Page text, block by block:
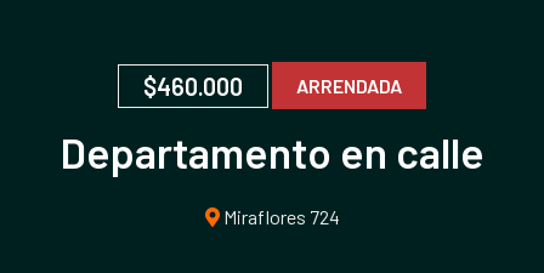
$460.000 ARRENDADA
Departamento en calle
Miraflores
Miraflores 724